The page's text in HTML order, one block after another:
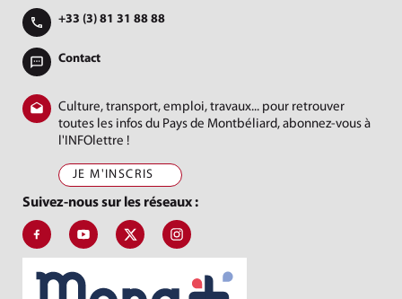
+33 (3) 81 31 88 88
Contact
Culture, transport, emploi, travaux... pour retrouver
toutes les infos du Pays de Montbéliard, abonnez-vous à
l'INFOlettre !
JE M'INSCRIS
Suivez-nous sur les réseaux :
Suivez-nous sur Facebook, J'aime le Pays de Montbéliard
Suivez-nous sur Youtube, Pays de Montbéliard
Suivez-nous sur X, Pays de Montbéliard
Suivez-nous sur Instagram, Pays de